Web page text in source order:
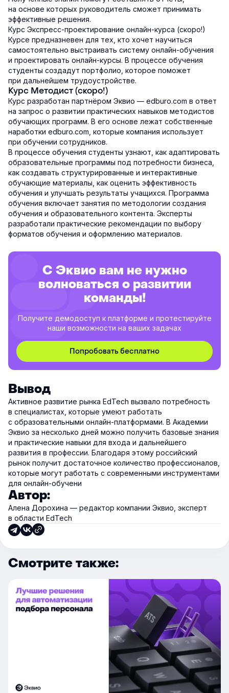
на основе которых руководитель сможет принимать
эффективные решения.
Курс Экспресс-проектирование онлайн-курса (скоро!)
Курсе предназневен для тех, кто хочет научиться
самостоятельно выстраивать систему онлайн-обучения
и проектировать онлайн-курсы. В процессе обучения
студенты создадут портфолио, которое поможет
при дальнейшем трудоустройстве.
Курс Методист (скоро!)
Курс разработан партнёром Эквио — edburo.com в ответ
на запрос о развитии практических навыков методистов
обучающих программ. В его основе лежат собственные
наработки edburo.com, которые компания использует
при обучении сотрудников.
В процессе обучения студенты узнают, как адаптировать
образовательные программы под потребности бизнеса,
как создавать структурированные и интерактивные
обучающие материалы, как оценить эффективность
обучения и улучшать результаты учащихся. Программа
обучения включает занятия по методологии создания
обучения и образовательного контента. Эксперты
разработали практические рекомендации по выбору
форматов обучения и оформлению материалов.
С Эквио вам не нужно
волноваться о развитии
команды!
Получите демодоступ к платформе и протестируйте
наши возможности на ваших задачах
Попробовать бесплатно
Вывод
Активное развитие рынка EdTech вызвало потребность
в специалистах, которые умеют работать
с образовательными онлайн-платформами. В Академии
Эквио за несколько дней можно получить базовые знания
и практические навыки для входа и дальнейшего
развития в профессии. Благодаря этому российский
рынок получит достаточное количество профессионалов,
которые могут работать с современными инструментами
для онлайн-обучени
Автор:
Алена Дорохина — редактор компании Эквио, эксперт
в области EdTech
Смотрите также: